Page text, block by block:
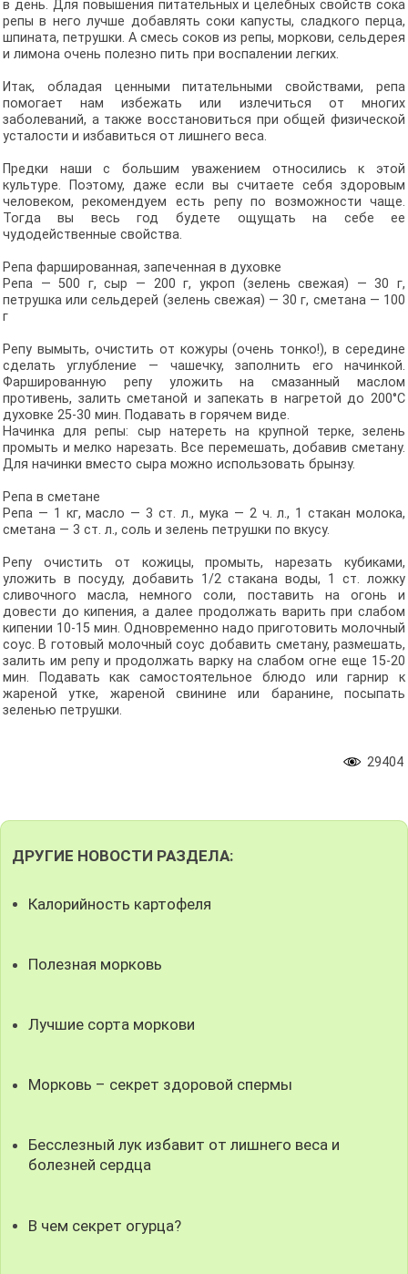
в день. Для повышения питательных и целебных свойств сока
репы в него лучше добавлять соки капусты, сладкого перца,
шпината, петрушки. А смесь соков из репы, моркови, сельдерея
и лимона очень полезно пить при воспалении легких.
Итак, обладая ценными питательными свойствами, репа
помогает нам избежать или излечиться от многих
заболеваний, а также восстановиться при общей физической
усталости и избавиться от лишнего веса.
Предки наши с большим уважением относились к этой
культуре. Поэтому, даже если вы считаете себя здоровым
человеком, рекомендуем есть репу по возможности чаще.
Тогда вы весь год будете ощущать на себе ее
чудодейственные свойства.
Репа фаршированная, запеченная в духовке
Репа — 500 г, сыр — 200 г, укроп (зелень свежая) — 30 г,
петрушка или сельдерей (зелень свежая) — 30 г, сметана — 100
г
Репу вымыть, очистить от кожуры (очень тонко!), в середине
сделать углубление — чашечку, заполнить его начинкой.
Фаршированную репу уложить на смазанный маслом
противень, залить сметаной и запекать в нагретой до 200°C
духовке 25-30 мин. Подавать в горячем виде.
Начинка для репы: сыр натереть на крупной терке, зелень
промыть и мелко нарезать. Все перемешать, добавив сметану.
Для начинки вместо сыра можно использовать брынзу.
Репа в сметане
Репа — 1 кг, масло — 3 ст. л., мука — 2 ч. л., 1 стакан молока,
сметана — 3 ст. л., соль и зелень петрушки по вкусу.
Репу очистить от кожицы, промыть, нарезать кубиками,
уложить в посуду, добавить 1/2 стакана воды, 1 ст. ложку
сливочного масла, немного соли, поставить на огонь и
довести до кипения, а далее продолжать варить при слабом
кипении 10-15 мин. Одновременно надо приготовить молочный
соус. В готовый молочный соус добавить сметану, размешать,
залить им репу и продолжать варку на слабом огне еще 15-20
мин. Подавать как самостоятельное блюдо или гарнир к
жареной утке, жареной свинине или баранине, посыпать
зеленью петрушки.
29404
ДРУГИЕ НОВОСТИ РАЗДЕЛА:
Калорийность картофеля
Полезная морковь
Лучшие сорта моркови
Морковь – секрет здоровой спермы
Бесслезный лук избавит от лишнего веса и
болезней сердца
В чем секрет огурца?